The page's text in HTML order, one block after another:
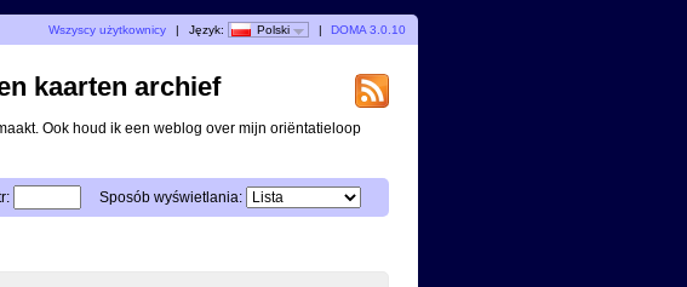
Wszyscy użytkownicy | Język: Polski | DOMA 3.0.10
kaarten archief
Ook houd ik een weblog over mijn oriëntatieloop
Sposób wyświetlania: